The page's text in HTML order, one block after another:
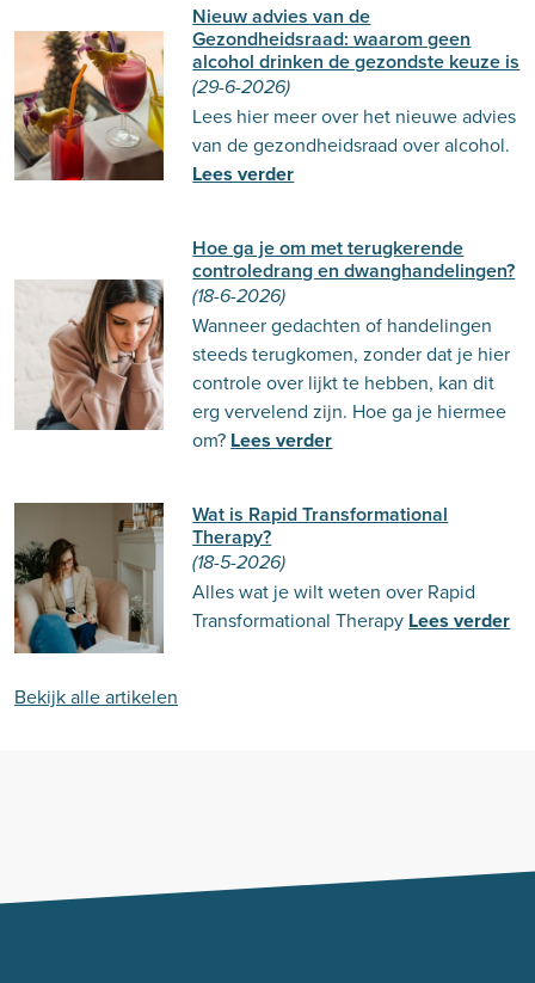
Nieuw advies van de
Gezondheidsraad: waarom geen
alcohol drinken de gezondste keuze is
(29-6-2026)
Lees hier meer over het nieuwe advies
van de gezondheidsraad over alcohol.
Lees verder
Hoe ga je om met terugkerende
controledrang en dwanghandelingen?
(18-6-2026)
Wanneer gedachten of handelingen
steeds terugkomen, zonder dat je hier
controle over lijkt te hebben, kan dit
erg vervelend zijn. Hoe ga je hiermee
om? Lees verder
Wat is Rapid Transformational
Therapy?
(18-5-2026)
Alles wat je wilt weten over Rapid
Transformational Therapy Lees verder
Bekijk alle artikelen